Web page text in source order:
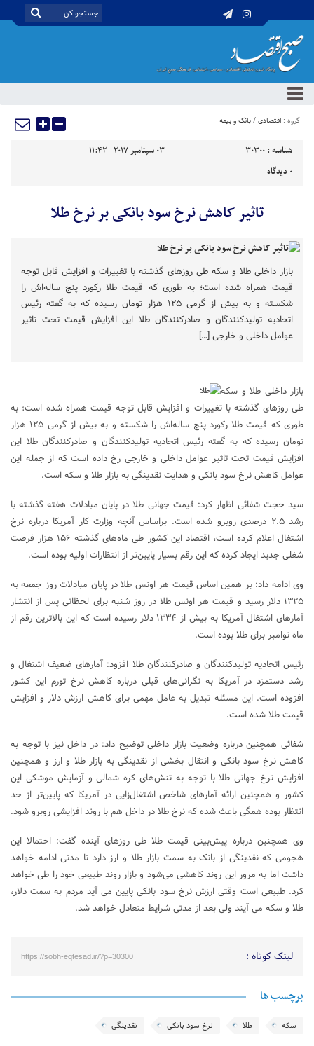
گروه : اقتصادی/بانک و بیمه
شناسه : 30300
03 سپتامبر 2017 - 11:42
0 دیدگاه
تاثیر کاهش نرخ سود بانکی بر نرخ طلا
بازار داخلی طلا و سکه طی روزهای گذشته با تغییرات و افزایش قابل توجه
قیمت همراه شده است؛ به طوری که قیمت طلا رکورد پنج ساله‌اش را
شکسته و به بیش از گرمی ۱۲۵ هزار تومان رسیده که به گفته رئیس
اتحادیه تولیدکنندگان و صادرکنندگان طلا این افزایش قیمت تحت تاثیر
عوامل داخلی و خارجی […]
بازار داخلی طلا و سکه
طی روزهای گذشته با تغییرات و افزایش قابل توجه قیمت همراه شده است؛ به
طوری که قیمت طلا رکورد پنج ساله‌اش را شکسته و به بیش از گرمی ۱۲۵ هزار
تومان رسیده که به گفته رئیس اتحادیه تولیدکنندگان و صادرکنندگان طلا این
افزایش قیمت تحت تاثیر عوامل داخلی و خارجی رخ داده است که از جمله این
عوامل کاهش نرخ سود بانکی و هدایت نقدینگی به بازار طلا و سکه است.
سید حجت شفائی اظهار کرد: قیمت جهانی طلا در پایان مبادلات هفته گذشته با
رشد ۲.۵ درصدی روبرو شده است. براساس آنچه وزارت کار آمریکا درباره نرخ
اشتغال اعلام کرده است، اقتصاد این کشور طی ماه‌های گذشته ۱۵۶ هزار فرصت
شغلی جدید ایجاد کرده که این رقم بسیار پایین‌تر از انتظارات اولیه بوده است.
وی ادامه داد: بر همین اساس قیمت هر اونس طلا در پایان مبادلات روز جمعه به
۱۳۲۵ دلار رسید و قیمت هر اونس طلا در روز شنبه برای لحظاتی پس از انتشار
آمارهای اشتغال آمریکا به بیش از ۱۳۳۴ دلار رسیده است که این بالاترین رقم از
ماه نوامبر برای طلا بوده است.
رئیس اتحادیه تولیدکنندگان و صادرکنندگان طلا افزود: آمارهای ضعیف اشتغال و
رشد دستمزد در آمریکا به نگرانی‌های قبلی درباره کاهش نرخ تورم این کشور
افزوده است. این مسئله تبدیل به عامل مهمی برای کاهش ارزش دلار و افزایش
قیمت طلا شده است.
شفائی همچنین درباره وضعیت بازار داخلی توضیح داد: در داخل نیز با توجه به
کاهش نرخ سود بانکی و انتقال بخشی از نقدینگی به بازار طلا و ارز و همچنین
افزایش نرخ جهانی طلا با توجه به تنش‌های کره شمالی و آزمایش موشکی این
کشور و همچنین ارائه آمارهای شاخص اشتغال‌زایی در آمریکا که پایین‌تر از حد
انتظار بوده همگی باعث شده که نرخ طلا در داخل هم با روند افزایشی روبرو شود.
وی همچنین درباره پیش‌بینی قیمت طلا طی روزهای آینده گفت: احتمالا این
هجومی که نقدینگی از بانک به سمت بازار طلا و ارز دارد تا مدتی ادامه خواهد
داشت اما به مرور این روند کاهشی می‌شود و بازار روند طبیعی خود را طی خواهد
کرد. طبیعی است وقتی ارزش نرخ سود بانکی پایین می آید مردم به سمت دلار،
طلا و سکه می آیند ولی بعد از مدتی شرایط متعادل خواهد شد.
لینک کوتاه : https://sobh-eqtesad.ir/?p=30300
برچسب ها
سکه طلا نرخ سود بانکی نقدینگی